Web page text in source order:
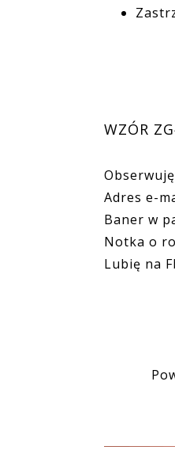
WZÓR
Adres e-
Baner w
Notka o
Lubię na